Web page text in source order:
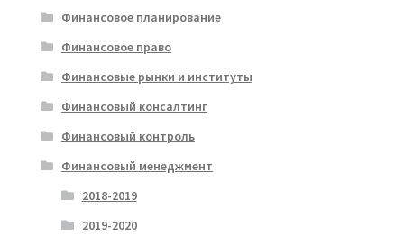
Финансовое планирование
Финансовое право
Финансовые рынки и институты
Финансовый консалтинг
Финансовый контроль
Финансовый менеджмент
2018-2019
2019-2020